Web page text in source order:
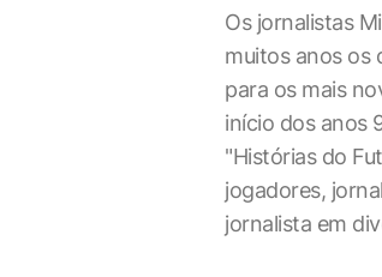
Os jornalistas
muitos anos os
para os mais
início dos anos
"Histórias do
jogadores,
jornalista em